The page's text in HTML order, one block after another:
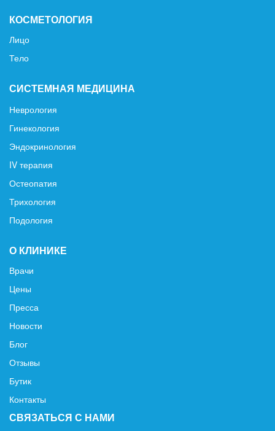
КОСМЕТОЛОГИЯ
Лицо
Тело
СИСТЕМНАЯ МЕДИЦИНА
Неврология
Гинекология
Эндокринология
IV терапия
Остеопатия
Трихология
Подология
О КЛИНИКЕ
Врачи
Цены
Пресса
Новости
Блог
Отзывы
Бутик
Контакты
СВЯЗАТЬСЯ С НАМИ